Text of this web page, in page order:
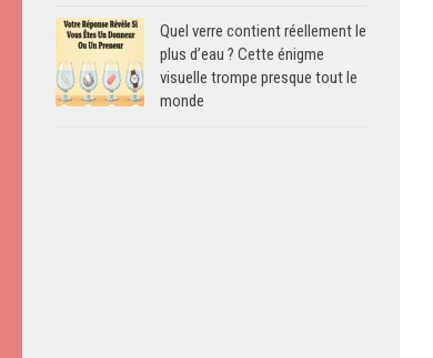
Quel verre contient réellement le
plus d’eau ? Cette énigme
visuelle trompe presque tout le
monde